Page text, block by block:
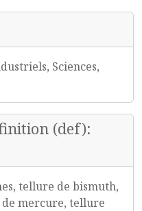
Sciences,
(def):
tellure de bismuth,
mercure, tellure